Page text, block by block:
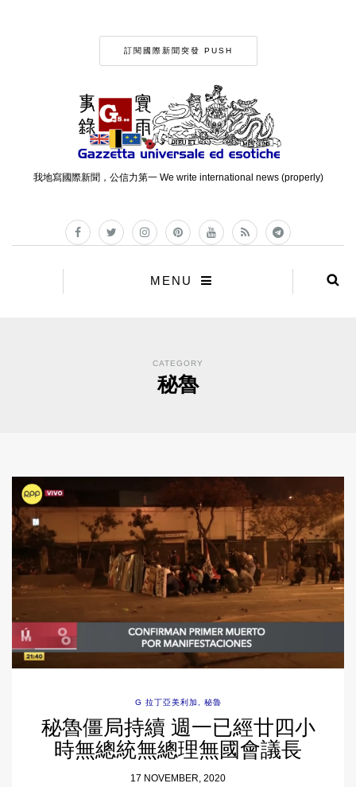
訂閱國際新聞突發 PUSH
我地寫國際新聞，公信力第一 We write international news (properly)
MENU
CATEGORY
秘魯
G 拉丁亞美利加 , 秘魯
秘魯僵局持續 週一已經廿四小
時無總統無總理無國會議長
17 NOVEMBER, 2020